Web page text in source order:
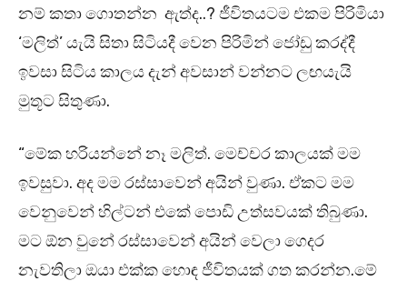
නම් කතා ගොතන්න ඇත්ද..? ජීවිතයටම එකම පිරිමියා
‘මලිත්’ යැයි සිතා සිටියදී වෙන පිරිමින් ජෝඩු කරද්දී
ඉවසා සිටිය කාලය දැන් අවසාන් වන්නට ලඟයැයි
මුතූට සිතුණා.
“මේක හරියන්නේ නෑ මලිත්. මෙච්චර කාලයක් මම
ඉවසුවා. අද මම රස්සාවෙන් අයින් වුණා. ඒකට මම
වෙනුවෙන් හිල්ටන් එකේ පොඩි උත්සවයක් තිබුණා.
මට ඕන වුනේ රස්සාවෙන් අයින් වෙලා ගෙදර
නැවතිලා ඔයා එක්ක හොඳ ජීවිතයක් ගත කරන්න.මේ